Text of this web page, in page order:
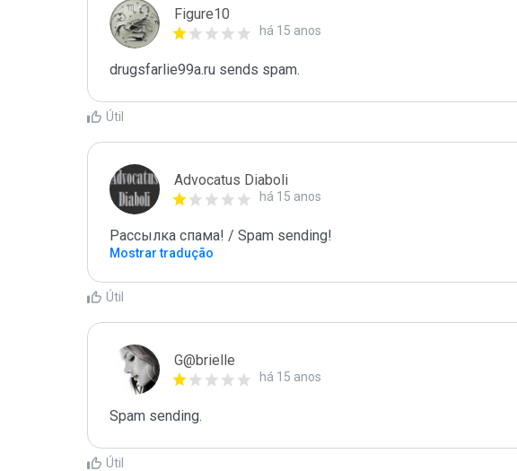
Figure10
há 15 anos
drugsfarlie99a.ru sends spam.
Útil
Advocatus Diaboli
há 15 anos
Рассылка спама! / Spam sending!
Mostrar tradução
Útil
G@brielle
há 15 anos
Spam sending.
Útil